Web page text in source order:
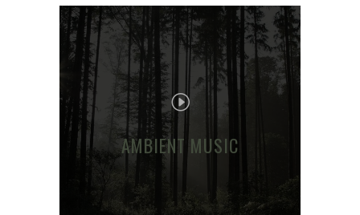
AMBIENT MUSIC